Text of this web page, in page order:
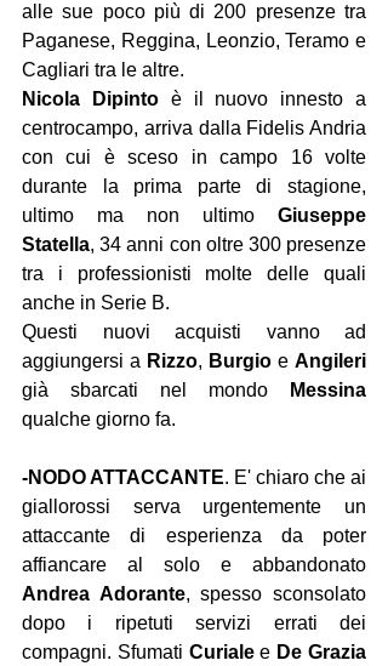
alle sue poco più di 200 presenze tra
Paganese, Reggina, Leonzio, Teramo e
Cagliari tra le altre.
Nicola Dipinto è il nuovo innesto a
centrocampo, arriva dalla Fidelis Andria
con cui è sceso in campo 16 volte
durante la prima parte di stagione,
ultimo ma non ultimo Giuseppe
Statella, 34 anni con oltre 300 presenze
tra i professionisti molte delle quali
anche in Serie B.
Questi nuovi acquisti vanno ad
aggiungersi a Rizzo, Burgio e
già sbarcati nel mondo
qualche giorno fa.
-NODO ATTACCANTE. E' chiaro che ai
giallorossi serva urgentemente un
attaccante di esperienza da poter
Andrea Adorante, spesso sconsolato
dopo i ripetuti servizi errati dei
compagni. Sfumati Curiale e De Grazia